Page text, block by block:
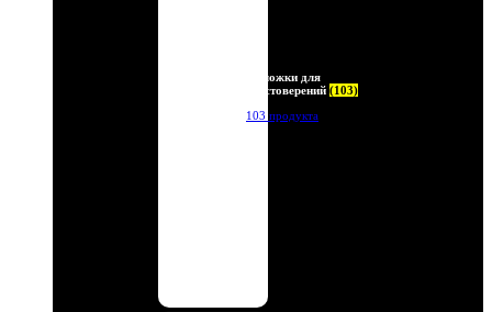
Обложки для
удостоверений (103)
103 продукта